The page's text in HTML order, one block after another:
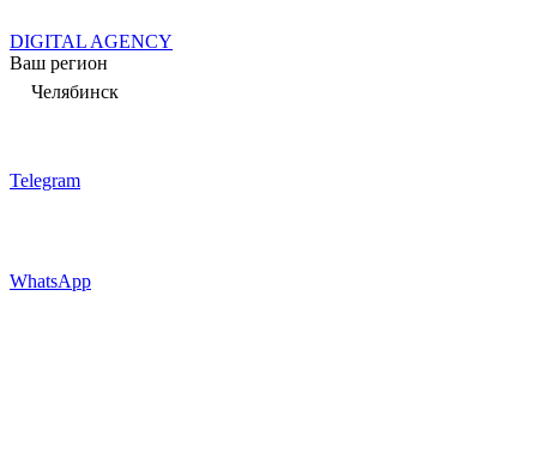
DIGITAL AGENCY
Ваш регион
Челябинск
Telegram
WhatsApp